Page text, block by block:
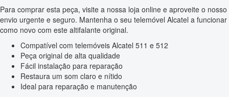
Para comprar esta peça, visite a nossa loja online e aproveite o nosso
envio urgente e seguro. Mantenha o seu telemóvel Alcatel a funcionar
como novo com este altifalante original.
Compatível com telemóveis Alcatel 511 e 512
Peça original de alta qualidade
Fácil instalação para reparação
Restaura um som claro e nítido
Ideal para reparação e manutenção